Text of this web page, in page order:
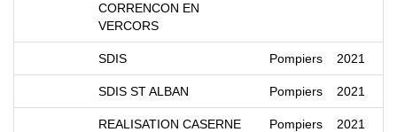
CORRENCON EN
VERCORS
SDIS Pompiers 2021
SDIS ST ALBAN Pompiers 2021
REALISATION CASERNE
Pompiers 2021